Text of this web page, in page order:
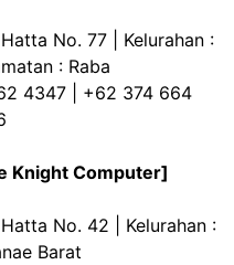
No. 77 | Kelurahan :
: Raba
4347 | +62 374 664
Knight Computer]
No. 42 | Kelurahan :
Barat